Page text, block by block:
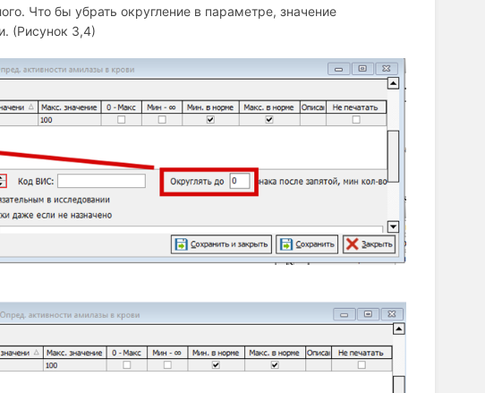
Что бы убрать округление в параметре, значение
(Рисунок 3,4)